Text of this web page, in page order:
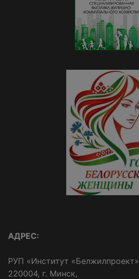
АДРЕС:
РУП «Институт «Белжилпроект»
220004, г. Минск,